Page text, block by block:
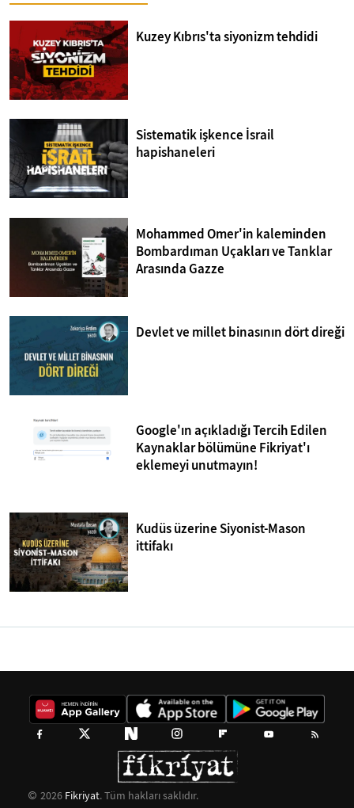
Kuzey Kıbrıs'ta siyonizm tehdidi
Sistematik işkence İsrail
hapishaneleri
Mohammed Omer'in kaleminden
Bombardıman Uçakları ve Tanklar
Arasında Gazze
Devlet ve millet binasının dört direği
Google'ın açıkladığı Tercih Edilen
Kaynaklar bölümüne Fikriyat'ı
eklemeyi unutmayın!
Kudüs üzerine Siyonist-Mason
ittifakı
2026 Fikriyat. Tüm hakları saklıdır.